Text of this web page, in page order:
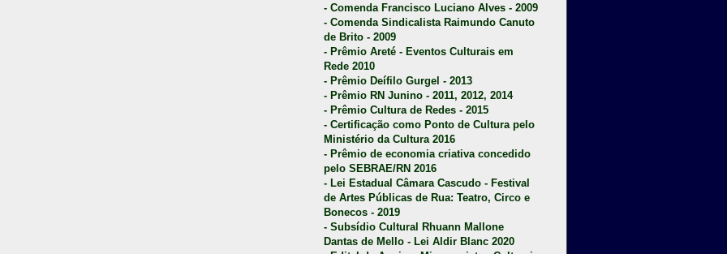
- Comenda Francisco Luciano Alves - 2009
- Comenda Sindicalista Raimundo Canuto
de Brito - 2009
- Prêmio Areté - Eventos Culturais em
Rede 2010
- Prêmio Deífilo Gurgel - 2013
- Prêmio RN Junino - 2011, 2012, 2014
- Prêmio Cultura de Redes - 2015
- Certificação como Ponto de Cultura pelo
Ministério da Cultura 2016
- Prêmio de economia criativa concedido
pelo SEBRAE/RN 2016
- Lei Estadual Câmara Cascudo - Festival
de Artes Públicas de Rua: Teatro, Circo e
Bonecos - 2019
- Subsídio Cultural Rhuann Mallone
Dantas de Mello - Lei Aldir Blanc 2020